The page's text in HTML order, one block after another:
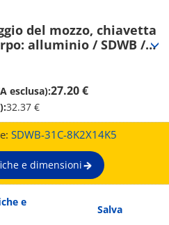
del mozzo, chiavetta
alluminio / SDWB /
esclusa):27.20 €
32.37 €
SDWB-31C-8K2X14K5
e dimensioni
e
Salva